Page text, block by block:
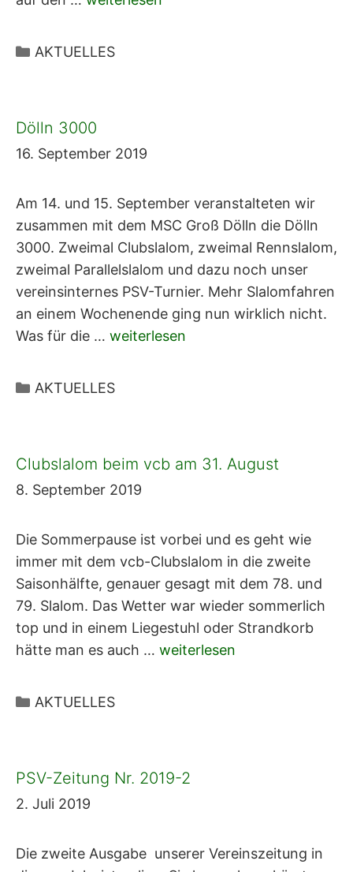
Kategorien
AKTUELLES
Dölln 3000
16. September 2019
Am 14. und 15. September veranstalteten wir
zusammen mit dem MSC Groß Dölln die Dölln
3000. Zweimal Clubslalom, zweimal Rennslalom,
zweimal Parallelslalom und dazu noch unser
vereinsinternes PSV-Turnier. Mehr Slalomfahren
an einem Wochenende ging nun wirklich nicht.
Was für die … weiterlesen
Kategorien
AKTUELLES
Clubslalom beim vcb am 31. August
8. September 2019
Die Sommerpause ist vorbei und es geht wie
immer mit dem vcb-Clubslalom in die zweite
Saisonhälfte, genauer gesagt mit dem 78. und
79. Slalom. Das Wetter war wieder sommerlich
top und in einem Liegestuhl oder Strandkorb
hätte man es auch … weiterlesen
Kategorien
AKTUELLES
PSV-Zeitung Nr. 2019-2
2. Juli 2019
Die zweite Ausgabe unserer Vereinszeitung in